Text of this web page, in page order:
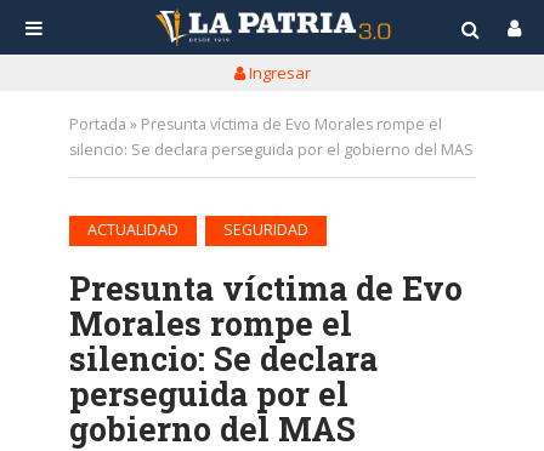
Ingresar
Portada » Presunta víctima de Evo Morales rompe el
silencio: Se declara perseguida por el gobierno del MAS
ACTUALIDAD SEGURIDAD
Presunta víctima de Evo
Morales rompe el
silencio: Se declara
perseguida por el
gobierno del MAS